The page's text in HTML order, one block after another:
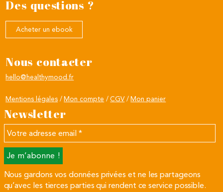
Des questions ?
Acheter un ebook
Nous contacter
hello@healthymood.fr
Mentions légales Mon compte CGV Mon panier
Newsletter
Votre
email
Nous gardons vos données privées et ne les partageons
qu’avec les tierces parties qui rendent ce service possible.